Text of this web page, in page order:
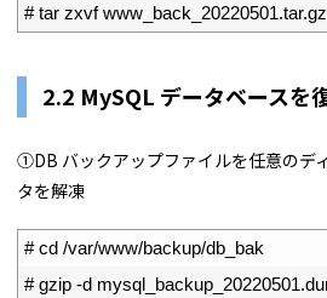
# tar zxvf www_back_20220501.tar.gz
2.2 MySQL データベースを
①DB バックアップファイルを任意のデ
タを解凍
# cd /var/www/backup/db_bak
# gzip -d